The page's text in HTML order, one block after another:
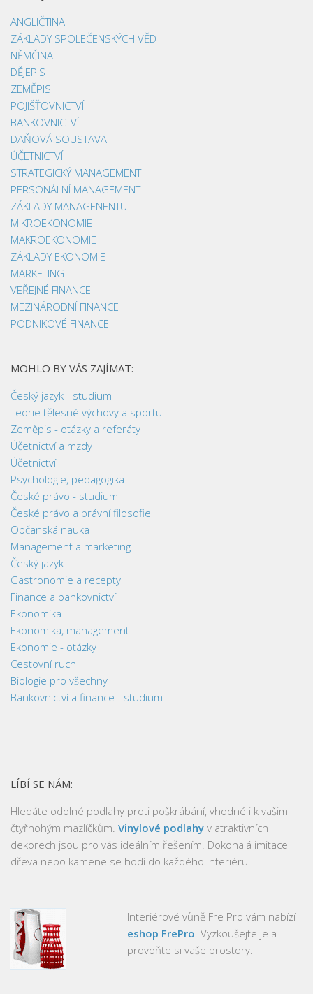
ANGLIČTINA
ZÁKLADY SPOLEČENSKÝCH VĚD
NĚMČINA
DĚJEPIS
ZEMĚPIS
POJIŠŤOVNICTVÍ
BANKOVNICTVÍ
DAŇOVÁ SOUSTAVA
ÚČETNICTVÍ
STRATEGICKÝ MANAGEMENT
PERSONÁLNÍ MANAGEMENT
ZÁKLADY MANAGENENTU
MIKROEKONOMIE
MAKROEKONOMIE
ZÁKLADY EKONOMIE
MARKETING
VEŘEJNÉ FINANCE
MEZINÁRODNÍ FINANCE
PODNIKOVÉ FINANCE
MOHLO BY VÁS ZAJÍMAT:
Český jazyk - studium
Teorie tělesné výchovy a sportu
Zeměpis - otázky a referáty
Účetnictví a mzdy
Účetnictví
Psychologie, pedagogika
České právo - studium
České právo a právní filosofie
Občanská nauka
Management a marketing
Český jazyk
Gastronomie a recepty
Finance a bankovnictví
Ekonomika
Ekonomika, management
Ekonomie - otázky
Cestovní ruch
Biologie pro všechny
Bankovnictví a finance - studium
LÍBÍ SE NÁM:
Hledáte odolné podlahy proti poškrábání, vhodné i k vašim
čtyřnohým mazlíčkům. Vinylové podlahy v atraktivních
dekorech jsou pro vás ideálním řešením. Dokonalá imitace
dřeva nebo kamene se hodí do každého interiéru.
Interiérové vůně Fre Pro vám nabízí
eshop FrePro. Vyzkoušejte je a
provoňte si vaše prostory.